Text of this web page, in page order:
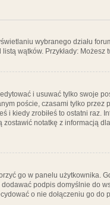
wybranego działu
wątków. Przykłady:
i usuwać tylko swoje
poście, czasami tylko
i kiedy zrobiłeś to ostatni raz.
notatkę z informacją
go w panelu użytkownika.
podpis domyślnie do
o nie dołączeniu go